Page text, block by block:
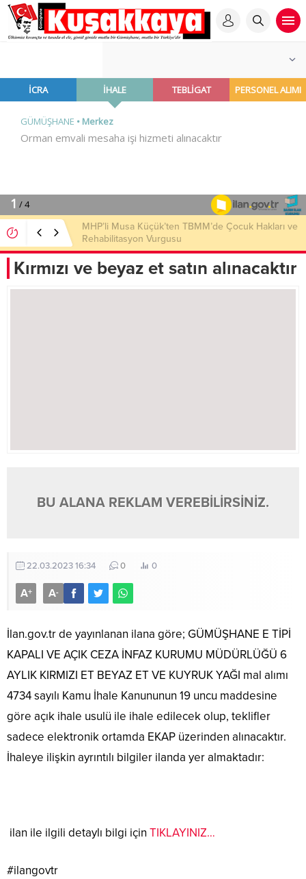
MHP’li Musa Küçük’ten TBMM’de Çocuk Hakları ve
Rehabilitasyon Vurgusu
Kırmızı ve beyaz et satın alınacaktır
BU ALANA REKLAM VEREBİLİRSİNİZ.
22.03.2023 16:34 0 0
A+ A-
İlan.gov.tr de yayınlanan ilana göre; GÜMÜŞHANE E TİPİ
KAPALI VE AÇIK CEZA İNFAZ KURUMU MÜDÜRLÜĞÜ 6
AYLIK KIRMIZI ET BEYAZ ET VE KUYRUK YAĞI mal alımı
4734 sayılı Kamu İhale Kanununun 19 uncu maddesine
göre açık ihale usulü ile ihale edilecek olup, teklifler
sadece elektronik ortamda EKAP üzerinden alınacaktır.
İhaleye ilişkin ayrıntılı bilgiler ilanda yer almaktadır:
ilan ile ilgili detaylı bilgi için TIKLAYINIZ…
#ilangovtr